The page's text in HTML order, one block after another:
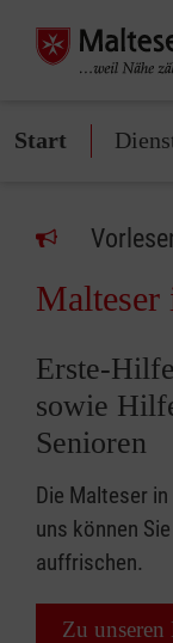
Start
Malteser
Erste-
sowie
Senioren
Die Malteser
uns können
auffrischen.
Zu unseren